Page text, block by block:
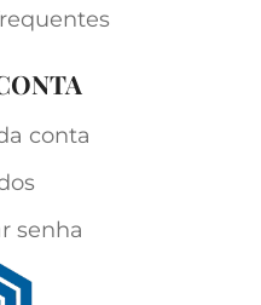
conta
senha